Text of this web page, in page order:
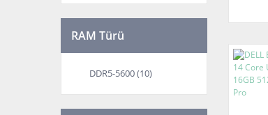
RAM Türü
DDR5-5600 (10)